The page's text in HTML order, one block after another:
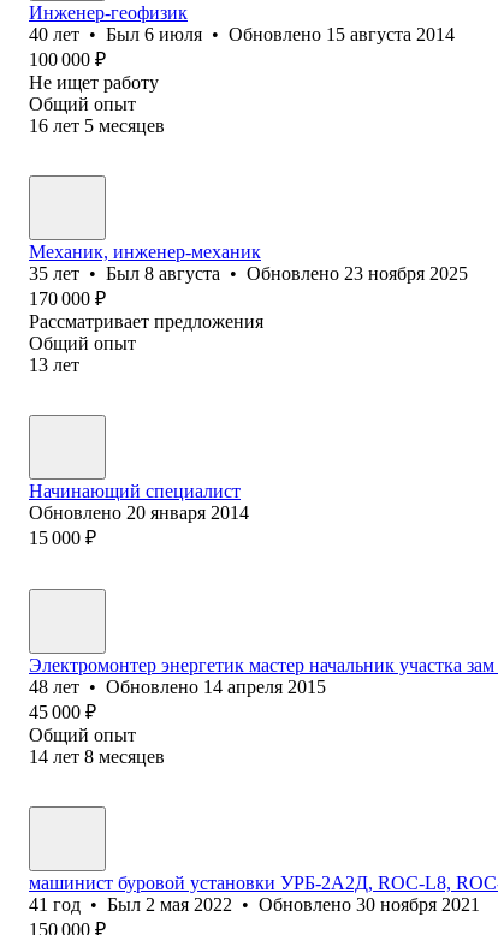
Инженер-геофизик
40 лет • Был 6 июля • Обновлено 15 августа 2014
100 000 ₽
Не ищет работу
Общий опыт
16 лет 5 месяцев
Механик, инженер-механик
35 лет • Был 8 августа • Обновлено 23 ноября 2025
170 000 ₽
Рассматривает предложения
Общий опыт
13 лет
Начинающий специалист
Обновлено 20 января 2014
15 000 ₽
Электромонтер энергетик мастер начальник участка
48 лет • Обновлено 14 апреля 2015
45 000 ₽
Общий опыт
14 лет 8 месяцев
машинист буровой установки УРБ-2А2Д, ROC-L8,
41 год • Был 2 мая 2022 • Обновлено 30 ноября 2021
150 000 ₽